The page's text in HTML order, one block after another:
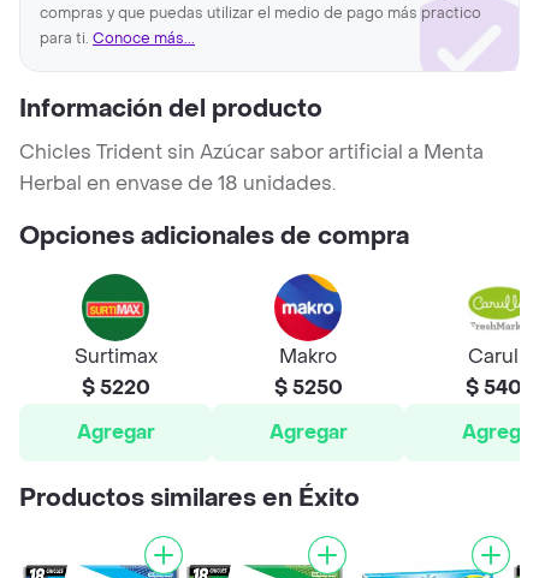
compras y que puedas utilizar el medio de pago más practico
para ti. Conoce más...
Información del producto
Chicles Trident sin Azúcar sabor artificial a Menta
Herbal en envase de 18 unidades.
Opciones adicionales de compra
Surtimax
$ 5220
Agregar
Makro
$ 5250
Agregar
Carulla
$ 5400
Agregar
Productos similares en Éxito